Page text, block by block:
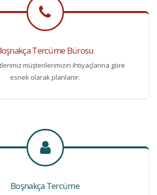
Tercüme Bürosu
müşterilerimizin ihtiyaçlarına göre
esnek olarak planlanır.
Boşnakça Tercüme